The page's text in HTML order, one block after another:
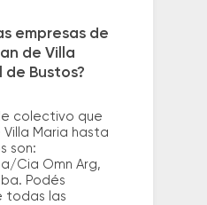
empresas de
de Villa
de Bustos?
colectivo que
Maria hasta
son:
Cia Omn Arg,
Podés
todas las